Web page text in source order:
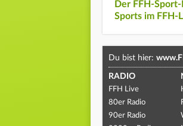
Der FFH-
Sports im FFH-
Du bist hier:
RADIO
FFH Live
80er Radio
90er Radio